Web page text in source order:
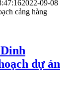
2022-09-08
cảng hàng
dự án